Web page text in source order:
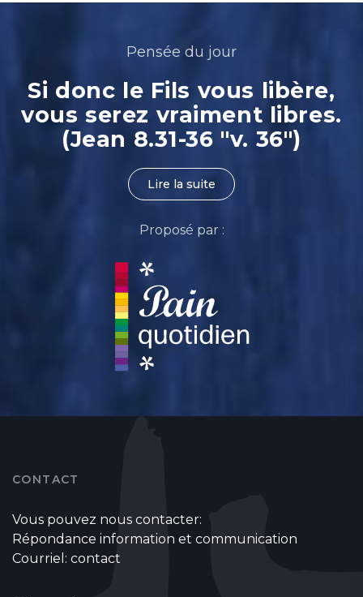
Pensée du jour
Si donc le Fils vous libère,
vous serez vraiment libres.
(Jean 8.31-36 "v. 36")
Lire la suite
Proposé par :
CONTACT
Vous pouvez nous contacter:
Répondance information et communication
Courriel: contact